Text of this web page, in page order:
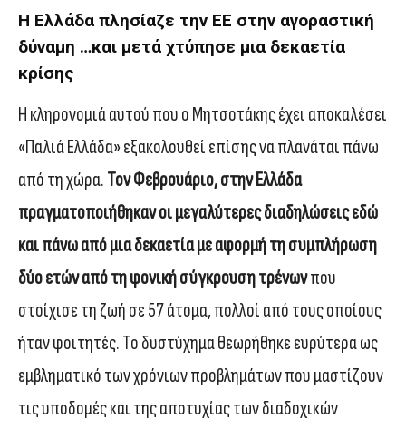
Η Ελλάδα πλησίαζε την ΕΕ στην αγοραστική
δύναμη …και μετά χτύπησε μια δεκαετία
κρίσης
Η κληρονομιά αυτού που ο Μητσοτάκης έχει αποκαλέσει
«Παλιά Ελλάδα» εξακολουθεί επίσης να πλανάται πάνω
από τη χώρα. Τον Φεβρουάριο, στην Ελλάδα
πραγματοποιήθηκαν οι μεγαλύτερες διαδηλώσεις εδώ
και πάνω από μια δεκαετία με αφορμή τη συμπλήρωση
δύο ετών από τη φονική σύγκρουση τρένωνπου
στοίχισε τη ζωή σε 57 άτομα, πολλοί από τους οποίους
ήταν φοιτητές. Το δυστύχημα θεωρήθηκε ευρύτερα ως
εμβληματικό των χρόνιων προβλημάτων που μαστίζουν
τις υποδομές και της αποτυχίας των διαδοχικών